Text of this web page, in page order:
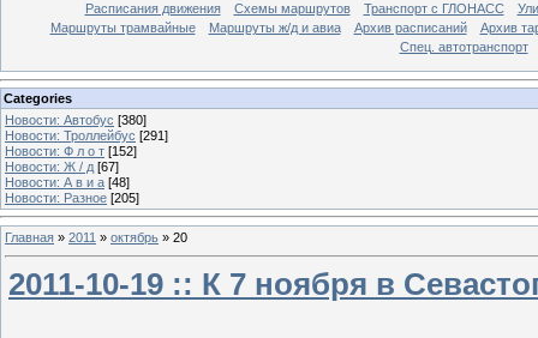
Расписания движения Схемы маршрутов Транспорт с ГЛОНАСС
Маршруты трамвайные
Маршруты ж/д и авиа Архив расписаний
Архив
Спец. автотранспорт
Categories
Новости: Автобус [380]
Новости: Троллейбус [291]
Новости: Ф л о т [152]
Новости: Ж / д [67]
Новости: А в и а [48]
Новости: Разное [205]
Главная » 2011 » октябрь » 20
2011-10-19 :: К 7 ноября в